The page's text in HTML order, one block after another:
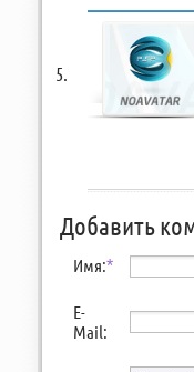
Добавить
Имя:*
E-
Mail: